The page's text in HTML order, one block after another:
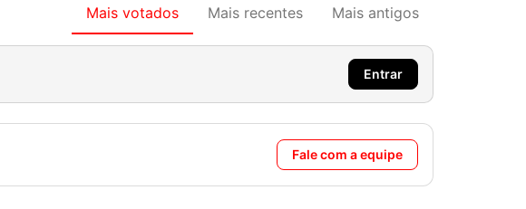
Mais votados Mais recentes Mais antigos
Entrar
Fale com a equipe